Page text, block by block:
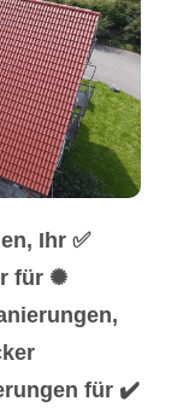
Ihr ✅
für ✺
für ✔️